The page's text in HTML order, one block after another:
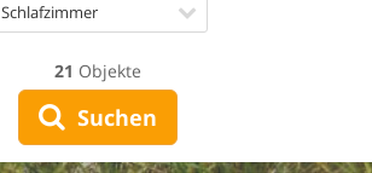
Schlafzimmer
21 Objekte
Suchen